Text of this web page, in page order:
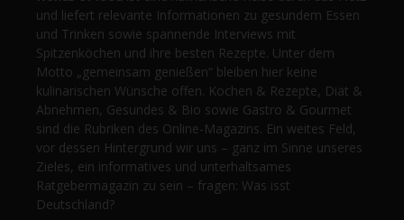
und liefert relevante Informationen zu gesundem Essen
und Trinken sowie spannende Interviews mit
Spitzenköchen und ihre besten Rezepte. Unter dem
Motto „gemeinsam genießen“ bleiben hier keine
kulinarischen Wünsche offen. Kochen & Rezepte, Diät &
Abnehmen, Gesundes & Bio sowie Gastro & Gourmet
sind die Rubriken des Online-Magazins. Ein weites Feld,
vor dessen Hintergrund wir uns – ganz im Sinne unseres
Zieles, ein informatives und unterhaltsames
Ratgebermagazin zu sein – fragen: Was isst
Deutschland?